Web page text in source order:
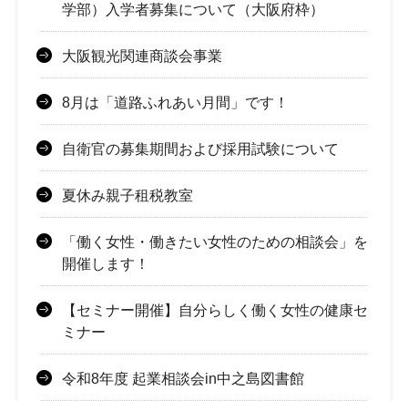
学部）入学者募集について（大阪府枠）
大阪観光関連商談会事業
8月は「道路ふれあい月間」です！
自衛官の募集期間および採用試験について
夏休み親子租税教室
「働く女性・働きたい女性のための相談会」を
開催します！
【セミナー開催】自分らしく働く女性の健康セ
ミナー
令和8年度 起業相談会in中之島図書館